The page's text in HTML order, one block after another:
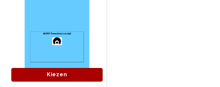
THEATERBOEKEN
SKETCHES
Kiezen